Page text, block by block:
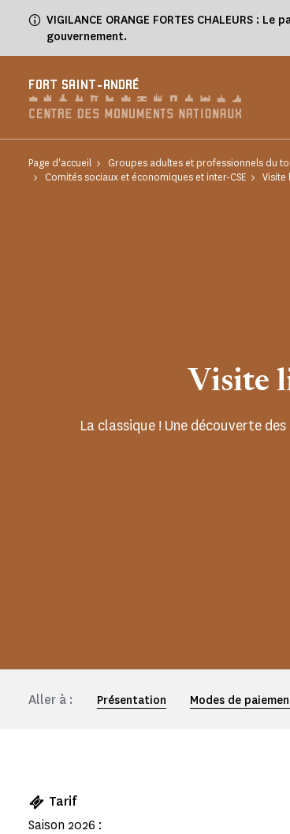
VIGILANCE ORANGE FORTES CHALEURS
gouvernement.
FORT SAINT-ANDRÉ
Page d'accueil
Groupes adultes et professionnels du
Comités sociaux et économiques et inter-CSE
Visite
Visite
La classique ! Une découverte
Aller à : Présentation Modes de
Tarif
Saison 2026 :